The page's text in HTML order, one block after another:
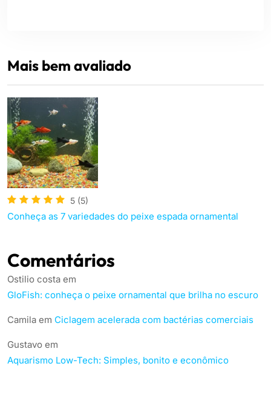
Mais bem avaliado
5 (5)
Conheça as 7 variedades do peixe espada ornamental
Comentários
Ostilio costa em
GloFish: conheça o peixe ornamental que brilha no escuro
Camila em Ciclagem acelerada com bactérias comerciais
Gustavo em
Aquarismo Low-Tech: Simples, bonito e econômico